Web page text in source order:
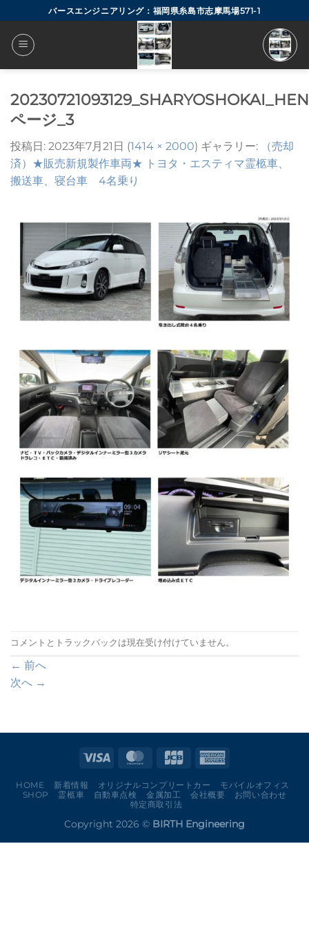
to
content
バースエンジニアリング：福岡県糸島市志摩馬場571-1
ページ_3
投稿日: 2023年7月21日 (1414 × 2000) ギャラリー:
（売却
済）★販売新規製作車両★ トヨタ・エスティマ霊柩車、
搬送車、寝台車 4名乗り
コメントとトラックバックは現在受け付けていません。
← 前へ
次へ →
HOME 新着情報 オリジナルコンプリートカー
モバイルオフィス
SHOP
霊柩車 自動車点検 金属加工 会社概要
お問い合わせ
特定商取引法
Copyright 2026 © BIRTH Engineering